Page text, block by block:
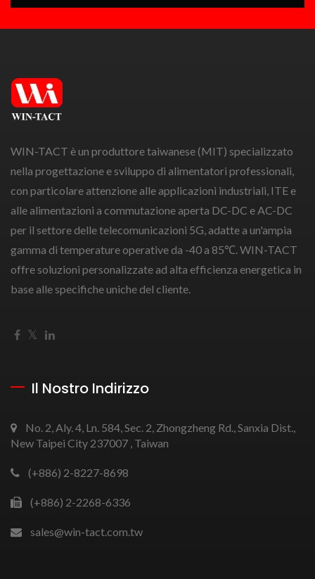
WIN-TACT è un produttore taiwanese (MIT) specializzato
nella progettazione e sviluppo di alimentatori professionali,
con particolare attenzione alle applicazioni industriali, ITE e
alle alimentazioni a commutazione aperta DC-DC e AC-DC
per il settore delle telecomunicazioni 5G, adatte a un'ampia
gamma di temperature operative da -40 a 85℃. WIN-TACT
offre soluzioni personalizzate ad alta efficienza energetica in
base alle specifiche uniche del cliente.
Il Nostro Indirizzo
No. 2, Aly. 4, Ln. 584, Sec. 2, Zhongzheng Rd., Sanxia Dist.,
New Taipei City 237007 , Taiwan
(+886) 2-8227-8698
(+886) 2-2268-6336
sales@win-tact.com.tw